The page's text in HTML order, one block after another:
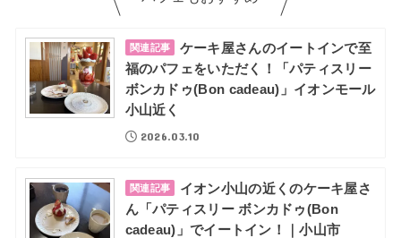
関連記事
ケーキ屋さんのイートインで至
福のパフェをいただく！「パティスリー
ボンカドゥ(Bon cadeau)」イオンモール
小山近く
2026.03.10
関連記事
イオン小山の近くのケーキ屋さ
ん「パティスリー ボンカドゥ(Bon
cadeau)」でイートイン！｜小山市